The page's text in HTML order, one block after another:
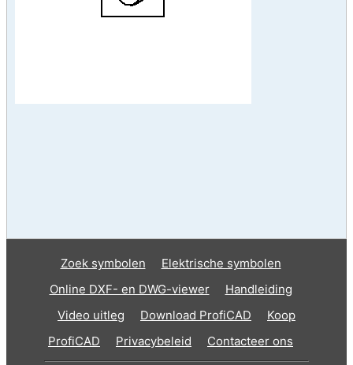
Zoek symbolen
Elektrische symbolen
Online DXF- en DWG-viewer
Handleiding
Video uitleg
Download ProfiCAD
Koop
ProfiCAD
Privacybeleid Contacteer ons